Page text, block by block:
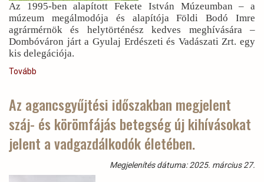
Az 1995-ben alapított Fekete István Múzeumban – a
múzeum megálmodója és alapítója Földi Bodó Imre
agrármérnök és helytörténész kedves meghívására –
Dombóváron járt a Gyulaj Erdészeti és Vadászati Zrt. egy
kis delegációja.
Tovább
István
Múzeumban
Dombóváron)
Az agancsgyűjtési időszakban megjelent
száj- és körömfájás betegség új kihívásokat
jelent a vadgazdálkodók életében.
Megjelenítés dátuma: 2025. március 27.